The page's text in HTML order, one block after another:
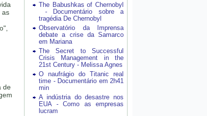
as
de
The Babushkas of Chernobyl
- Documentário sobre a
tragédia De Chernobyl
Observatório da Imprensa
debate a crise da Samarco
em Mariana
The Secret to Successful
Crisis Management in the
21st Century - Melissa Agnes
O naufrágio do Titanic real
time - Documentário em 2h41
min
A indústria do desastre nos
EUA - Como as empresas
lucram